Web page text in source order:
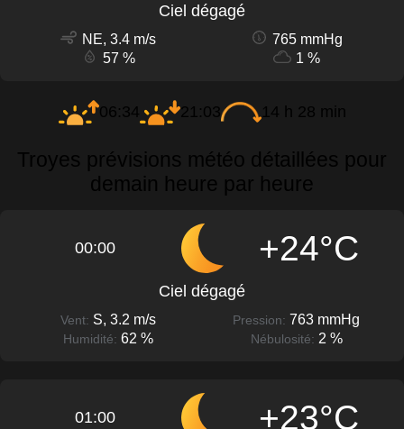
Ciel dégagé
NE, 3.4 m/s
765 mmHg
57 %
1 %
06:34 21:03 14 h 28 min
Troyes prévisions météo détaillées pour
demain heure par heure
00:00 +24°C
Ciel dégagé
Vent: S, 3.2 m/s Pression: 763 mmHg
Humidité: 62 % Nébulosité: 2 %
01:00 +23°C